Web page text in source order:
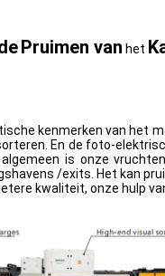
Pruimen van het
kenmerken van het
En de foto-
is onze
/exits. Het kan
kwaliteit, onze hulp